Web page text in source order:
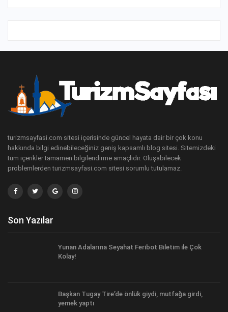
turizmsayfasi.com sitesi içerisinde güncel hayata dair bir çok konu
hakkında bilgi edinebileceğiniz geniş kapsamlı blog sitesi. Sitemizdeki
tüm içerikler tamamen bilgilendirme amaçlıdır. Oluşabilecek
problemlerden turizmsayfasi.com sitesi sorumlu tutulamaz.
Son Yazılar
Yunan Adalarına Seyahat Feribot Biletim ile Çok
Kolay!
Başkan Tugay Tire’de önlük giydi, mutfağa girdi,
yemek yaptı